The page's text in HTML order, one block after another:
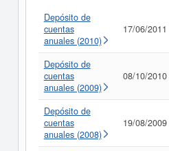
Depósito de
cuentas
anuales (2010)
17/06/2011
Depósito de
cuentas
anuales (2009)
08/10/2010
Depósito de
cuentas
anuales (2008)
19/08/2009